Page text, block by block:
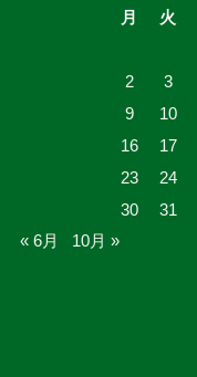
月
火
2
3
9
10
16
17
23
24
30
31
« 6月
10月 »